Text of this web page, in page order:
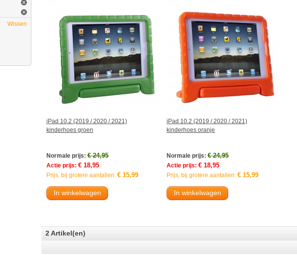
iPad 10.2 (2019 / 2020 / 2021)
kinderhoes groen
Normale prijs: € 24,95
Actie prijs: € 18,95
Prijs, bij grotere aantallen: € 15,99
In winkelwagen
iPad 10.2 (2019 / 2020 / 2021)
kinderhoes oranje
Normale prijs: € 24,95
Actie prijs: € 18,95
Prijs, bij grotere aantallen: € 15,99
In winkelwagen
2 Artikel(en)
Wissen